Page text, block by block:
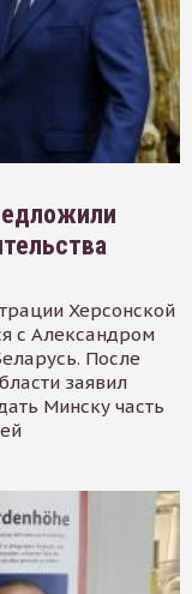
Херсонской
с Александром
После
заявил
Минску часть